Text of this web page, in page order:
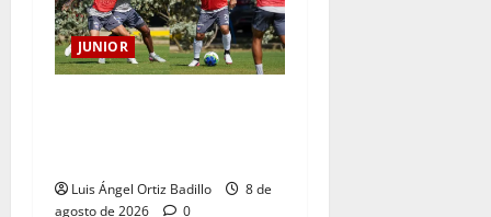
JUNIOR
Luis Ángel Ortiz Badillo
8 de
agosto de 2026
0